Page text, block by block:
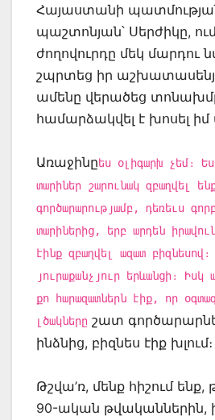
Հայաստանի
պաշտոնյան՝ Սերժիկը,
ժողովուրդը մեկ մարդու
շպրտեց իր
ամենը վերածեց
համարձակվել է խոսել իմ
Առաջինըես օլիգարխ չեմ։
տարիներ շարունակ զբաղվել
գործարարությամբ, դեռեւս
տարիներից, երբ արդեն
էինք զբաղվել ազատ
յուրաքանչյուր երևանցի։ Իսկ
քո հարազատներն էիք, որ
լծակները շատ
ինձնից, բիզնես էիք խլում։
Թշվա’ռ, մենք հիշում ենք,
90-ական թվականներին,